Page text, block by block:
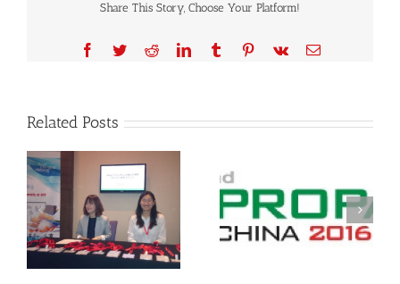
Share This Story, Choose Your Platform!
Facebook
TwitterRedditLinkedInTumblrPinterest
Vk Email
Related Posts
我们期待您光临2016
上海国际加工包装展览
会，7月13日~15日。
非常感谢您在SWOP 包
装展会期间的到访。并
诚挚期待在2015年12月1
日至4日的亚洲标签展